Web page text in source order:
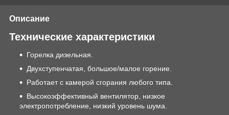
Описание
Технические характеристики
Горелка дизельная.
Двухступенчатая, большое/малое горение.
Работает с камерой сгорания любого типа.
Высокоэффективный вентилятор, низкое
электропотребление, низкий уровень шума.